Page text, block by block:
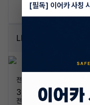
신차 문의하기
LPi 럭셔리
전장/전폭
3,595mm /
전고/축고
[필독] 이어카 사칭